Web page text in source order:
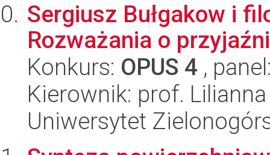
Sergiusz Bułgakow i
Rozważania o
Konkurs: OPUS 4 ,
Kierownik: prof.
Uniwersytet